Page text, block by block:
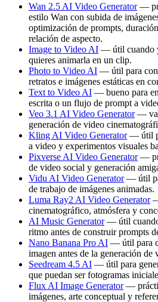
Wan 2.5 AI Video Generator—
estilo Wan con subida de
optimización de prompts,
relación de aspecto.
Image to Video AI — útil cuando
quieres animarla en un clip.
Photo to Video AI — útil para
retratos e imágenes estáticas en
Text to Video AI — bueno para
escrita o un flujo de prompt a
Veo 3.1 AI Video Generator—
generación de video
Kling AI Video Generator— útil
a video y experimentos visuales
Pixverse AI Video Generator—
de video social y generación
Vidu AI Video Generator— útil
de trabajo de imágenes animadas.
Luma Ray2 AI Video Generator—
cinematográfico, atmósfera y
AI Music Generator— útil cuando
ritmo antes de construir prompts
Nano Banana Pro AI — útil para
imagen antes de la generación de
Seedream 4.5 AI — útil para
que puedan ser fotogramas
Flux AI Image Generator—
imágenes, arte conceptual y